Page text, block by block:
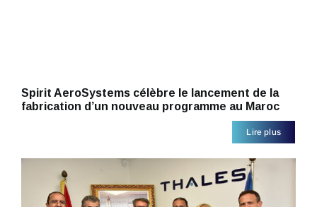
Spirit AeroSystems célèbre le lancement de la
fabrication d’un nouveau programme au Maroc
Lire plus